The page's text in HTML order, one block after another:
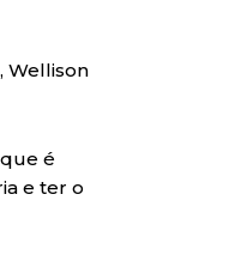
Wellison
é
e ter o